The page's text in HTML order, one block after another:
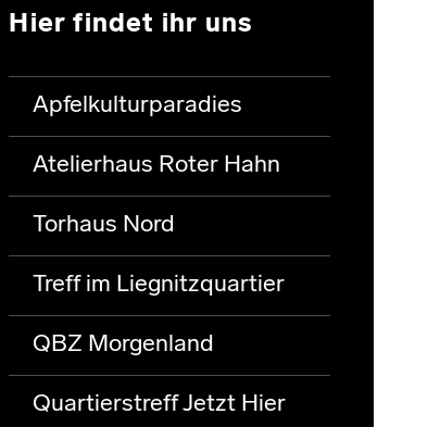
Hier findet ihr uns
Apfelkulturparadies
Atelierhaus Roter Hahn
Torhaus Nord
Treff im Liegnitzquartier
QBZ Morgenland
Quartierstreff Jetzt Hier